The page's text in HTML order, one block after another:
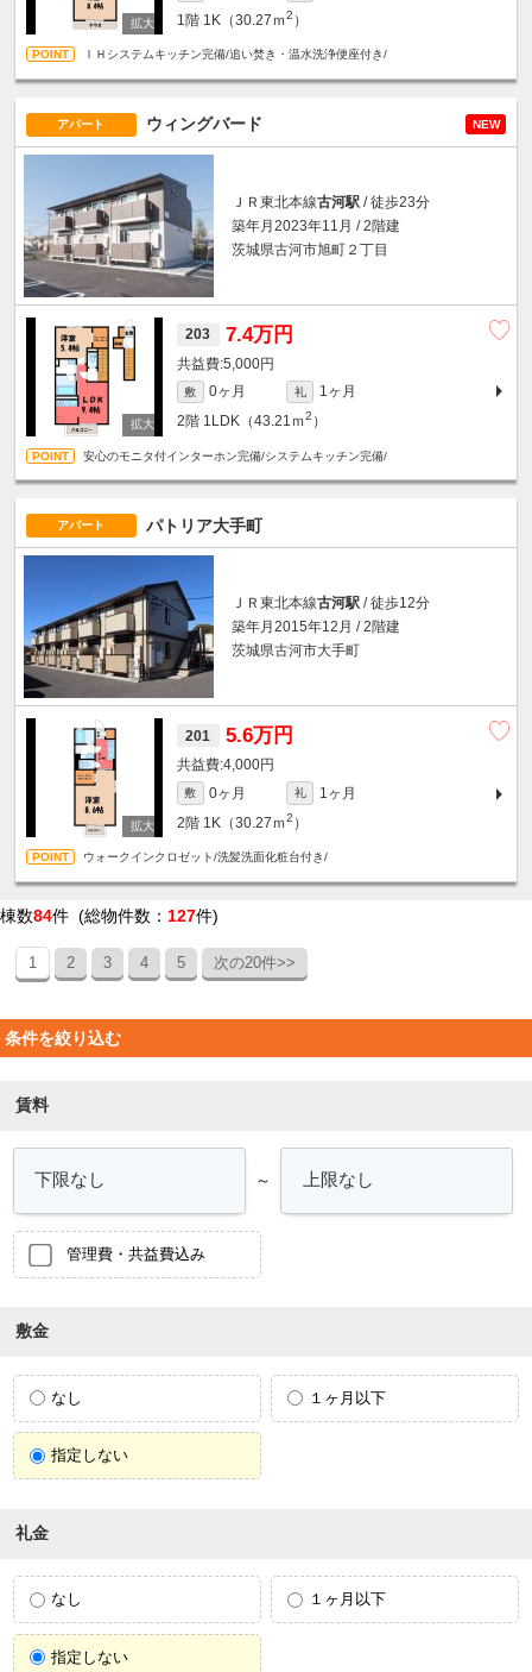
1階 1K（30.27ｍ2 ）
ＩＨシステムキッチン完備/追い焚き・温水洗浄便座付き/
アパート ウィングバード NEW
ＪＲ東北本線古河駅 / 徒歩23分
築年月2023年11月 / 2階建
茨城県古河市旭町２丁目
203 7.4万円
5,000円
敷 0ヶ月 礼
1ヶ月
2階 1LDK（43.21ｍ2 ）
安心のモニタ付インターホン完備/システムキッチン完備/
アパート パトリア大手町
ＪＲ東北本線古河駅 / 徒歩12分
築年月2015年12月 / 2階建
茨城県古河市大手町
201 5.6万円
4,000円
敷 0ヶ月 礼
1ヶ月
2階 1K（30.27ｍ2 ）
ウォークインクロゼット/洗髪洗面化粧台付き/
棟数84件 (総物件数： 127件)
1 2 3 4 5 次の20件>>
条件を絞り込む
賃料
～
管理費・共益費込み
敷金
なし １ヶ月以下
指定しない
礼金
なし １ヶ月以下
指定しない